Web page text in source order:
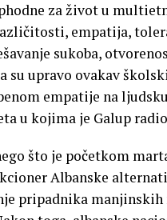
za život u
empatija,
sukoba,
su upravo ovakav
empatije na
u kojima je Galup
što je početkom
Albanske
pripadnika